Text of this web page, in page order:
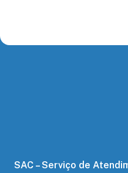
SAC – Serviço de